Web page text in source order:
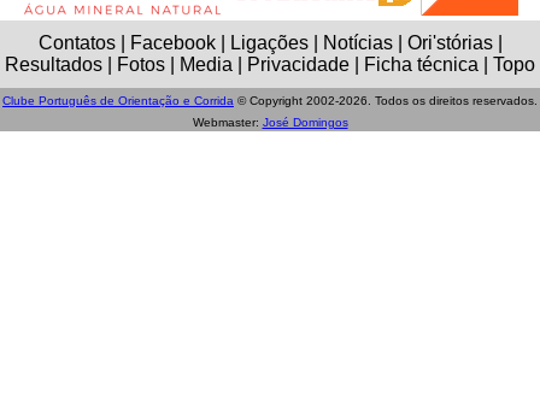
Contatos | Facebook | Ligações | Notícias | Ori'stórias |
Resultados | Fotos | Media | Privacidade | Ficha técnica | Topo
Clube Português de Orientação e Corrida © Copyright 2002-2026. Todos os direitos reservados.
Webmaster: José Domingos